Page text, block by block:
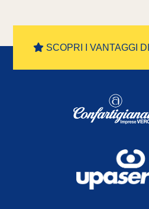
SCOPRI I VANTAGGI